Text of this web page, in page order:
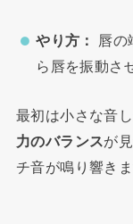
やり方：
唇の
ら唇を振動さ
最初は小さな音
力のバランスが
チ音が鳴り響きま